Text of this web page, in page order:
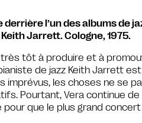
l’un des albums de
Jarrett. Cologne, 1975.
tôt à produire et à
de jazz Keith Jarrett est
imprévus, les choses ne se
Pourtant, Vera continue de
que le plus grand